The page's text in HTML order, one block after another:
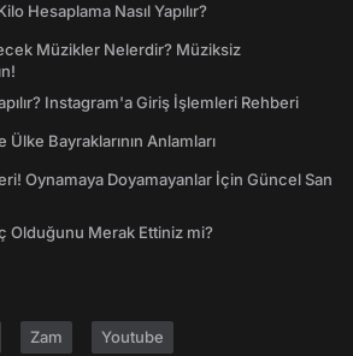
Hesaplama Nasıl Yapılır?
Müzikler Nelerdir? Müziksiz
Instagram'a Giriş İşlemleri Rehberi
Ülke Bayraklarının Anlamları
Oynamaya Doyamayanlar İçin Güncel San
Olduğunu Merak Ettiniz mi?
Zam Youtube